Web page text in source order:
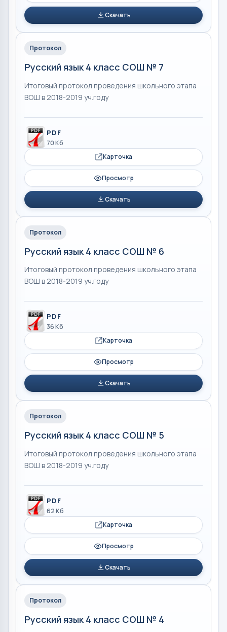
Скачать
Протокол
Русский язык 4 класс СОШ № 7
Итоговый протокол проведения школьного этапа
ВОШ в 2018-2019 уч.году
PDF
70 Кб
Карточка
Просмотр
Скачать
Протокол
Русский язык 4 класс СОШ № 6
Итоговый протокол проведения школьного этапа
ВОШ в 2018-2019 уч.году
PDF
36 Кб
Карточка
Просмотр
Скачать
Протокол
Русский язык 4 класс СОШ № 5
Итоговый протокол проведения школьного этапа
ВОШ в 2018-2019 уч.году
PDF
62 Кб
Карточка
Просмотр
Скачать
Протокол
Русский язык 4 класс СОШ № 4